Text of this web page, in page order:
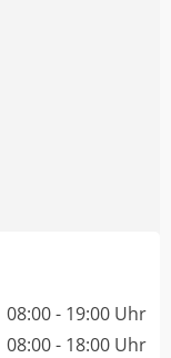
08:00 - 19:00 Uhr
08:00 - 18:00 Uhr